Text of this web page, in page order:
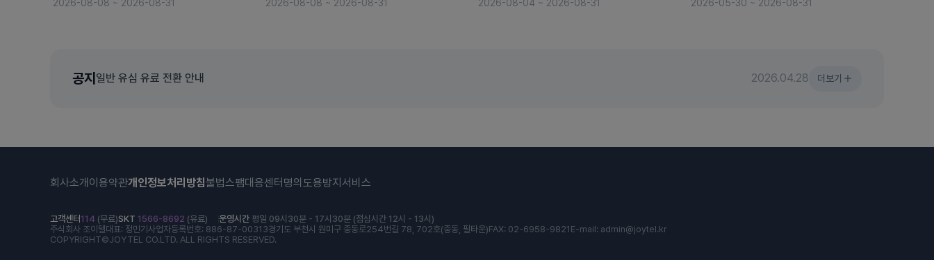
2026-08-08 ~ 2026-08-31 2026-08-08 ~ 2026-08-31 2026-08-04 ~ 2026-08-31 2026-05-30 ~ 2026-08-31
공지 일반 유심 유료 전환 안내 2026.04.28 더보기
회사소개 이용약관개인정보처리방침불법스팸대응센터 명의도용방지서비스
고객센터 114 (무료)SKT 1566-8692 (유료) 운영시간 평일 09시30분 - 17시30분 (점심시간 12시 - 13시)
주식회사 조이텔대표: 정민기 사업자등록번호: 886-87-00313경기도 부천시 원미구 중동로254번길 78, 702호(중동, 필타운)FAX: 02-6958-9821 E-mail: admin@joytel.kr
COPYRIGHT©JOYTEL CO.LTD. ALL RIGHTS RESERVED.